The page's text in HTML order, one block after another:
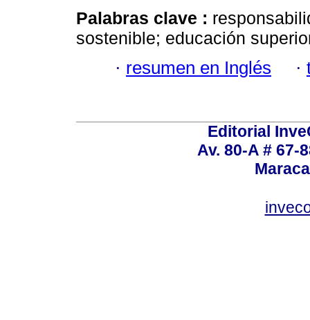
Palabras clave :
sostenible; educación
· resumen en Inglés ·
Editorial
Av. 80-A # 67-